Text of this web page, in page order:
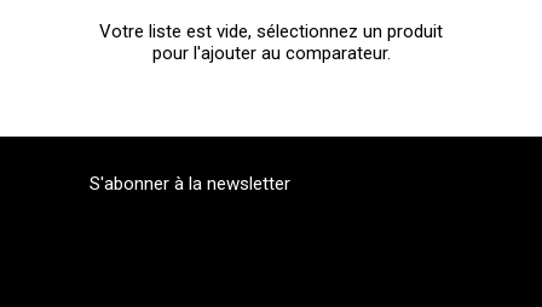
Votre liste est vide, sélectionnez un produit
pour l'ajouter au comparateur.
S'abonner à la newsletter